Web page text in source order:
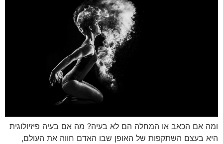
ומה אם הכאב או המחלה הם לא בעיה? מה אם בעיה פיזיולוגית
היא בעצם השתקפות של האופן שבו האדם חווה את העולם,